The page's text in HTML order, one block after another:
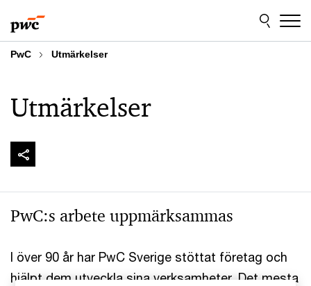
to
content
to
footer
PwC Utmärkelser
Utmärkelser
PwC:s arbete uppmärksammas
I över 90 år har PwC Sverige stöttat företag och
hjälpt dem utveckla sina verksamheter. Det mesta